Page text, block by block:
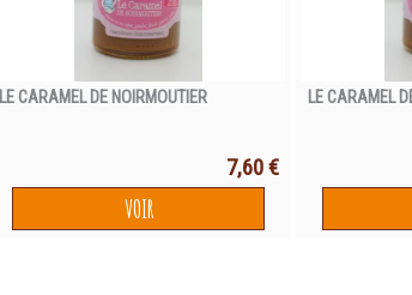
LE CARAMEL DE NOIRMOUTIER
7,60 €
VOIR
LE CARAMEL